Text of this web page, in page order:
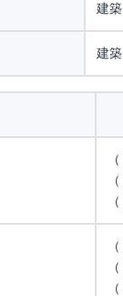
建
建